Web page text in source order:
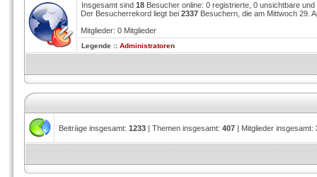
Insgesamt sind 18 Besucher online: 0 registrierte, 0 unsichtbare
Der Besucherrekord liegt bei 2337 Besuchern, die am Mittwoch 29.
Mitglieder: 0 Mitglieder
Legende :: Administratoren
Beiträge insgesamt: 1233 | Themen insgesamt: 407 | Mitglieder insgesamt: